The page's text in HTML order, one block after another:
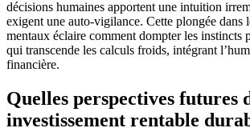
décisions humaines apportent une intuition
exigent une auto-vigilance. Cette plongée dans
mentaux éclaire comment dompter les instincts
qui transcende les calculs froids, intégrant
financière.
Quelles perspectives futures
investissement rentable